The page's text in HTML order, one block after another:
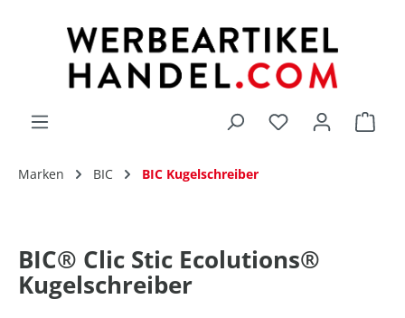
Du hast 0
Marken BIC BIC Kugelschreiber
BIC® Clic Stic Ecolutions®
Kugelschreiber